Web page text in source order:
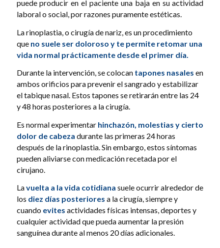
puede producir en el paciente una baja en su actividad
laboral o social, por razones puramente estéticas.
La rinoplastia, o cirugía de nariz, es un procedimiento
que no suele ser doloroso y te permite retomar una
vida normal prácticamente desde el primer día.
Durante la intervención, se colocan tapones nasales en
ambos orificios para prevenir el sangrado y estabilizar
el tabique nasal. Estos tapones se retirarán entre las 24
y 48 horas posteriores a la cirugía.
Es normal experimentar hinchazón, molestias y cierto
dolor de cabeza durante las primeras 24 horas
después de la rinoplastia. Sin embargo, estos síntomas
pueden aliviarse con medicación recetada por el
cirujano.
Lavuelta a la vida cotidiana suele ocurrir alrededor de
los diez días posteriores a la cirugía, siempre y
cuando evites actividades físicas intensas, deportes y
cualquier actividad que pueda aumentar la presión
sanguínea durante al menos 20 días adicionales.